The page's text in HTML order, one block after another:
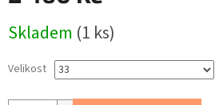
cena:
Skladem (1 ks)
Velikost